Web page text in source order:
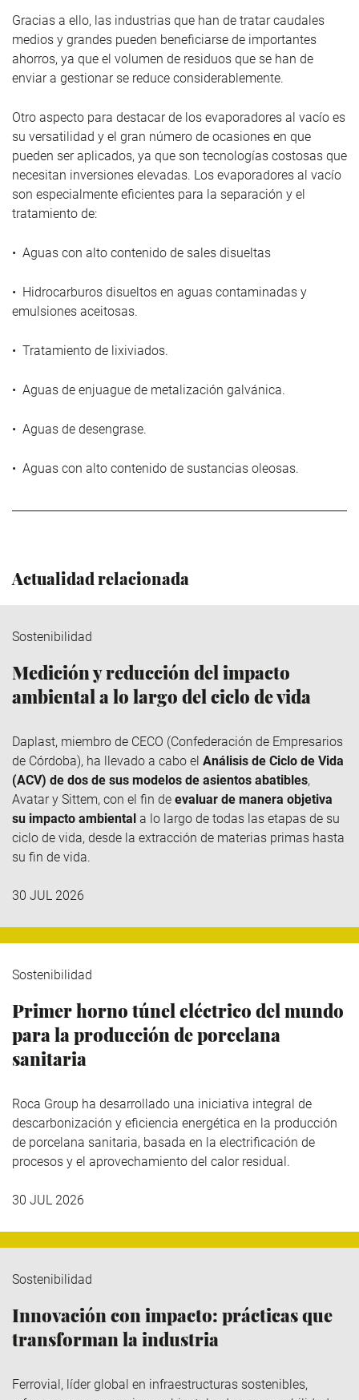
Gracias a ello, las industrias que han de tratar caudales
medios y grandes pueden beneficiarse de importantes
ahorros, ya que el volumen de residuos que se han de
enviar a gestionar se reduce considerablemente.
Otro aspecto para destacar de los evaporadores al vacío es
su versatilidad y el gran número de ocasiones en que
pueden ser aplicados, ya que son tecnologías costosas que
necesitan inversiones elevadas. Los evaporadores al vacío
son especialmente eficientes para la separación y el
tratamiento de:
• Aguas con alto contenido de sales disueltas
• Hidrocarburos disueltos en aguas contaminadas y
emulsiones aceitosas.
• Tratamiento de lixiviados.
• Aguas de enjuague de metalización galvánica.
• Aguas de desengrase.
• Aguas con alto contenido de sustancias oleosas.
Actualidad relacionada
Sostenibilidad
Medición y reducción del impacto
ambiental a lo largo del ciclo de vida
Daplast, miembro de CECO (Confederación de Empresarios
de Córdoba), ha llevado a cabo el Análisis de Ciclo de Vida
(ACV) de dos de sus modelos de asientos abatibles,
Avatar y Sittem, con el fin de evaluar de manera objetiva
su impacto ambiental a lo largo de todas las etapas de su
ciclo de vida, desde la extracción de materias primas hasta
su fin de vida.
30 JUL 2026
Sostenibilidad
Primer horno túnel eléctrico del mundo
para la producción de porcelana
sanitaria
Roca Group ha desarrollado una iniciativa integral de
descarbonización y eficiencia energética en la producción
de porcelana sanitaria, basada en la electrificación de
procesos y el aprovechamiento del calor residual.
30 JUL 2026
Sostenibilidad
Innovación con impacto: prácticas que
transforman la industria
Ferrovial , líder global en infraestructuras sostenibles,